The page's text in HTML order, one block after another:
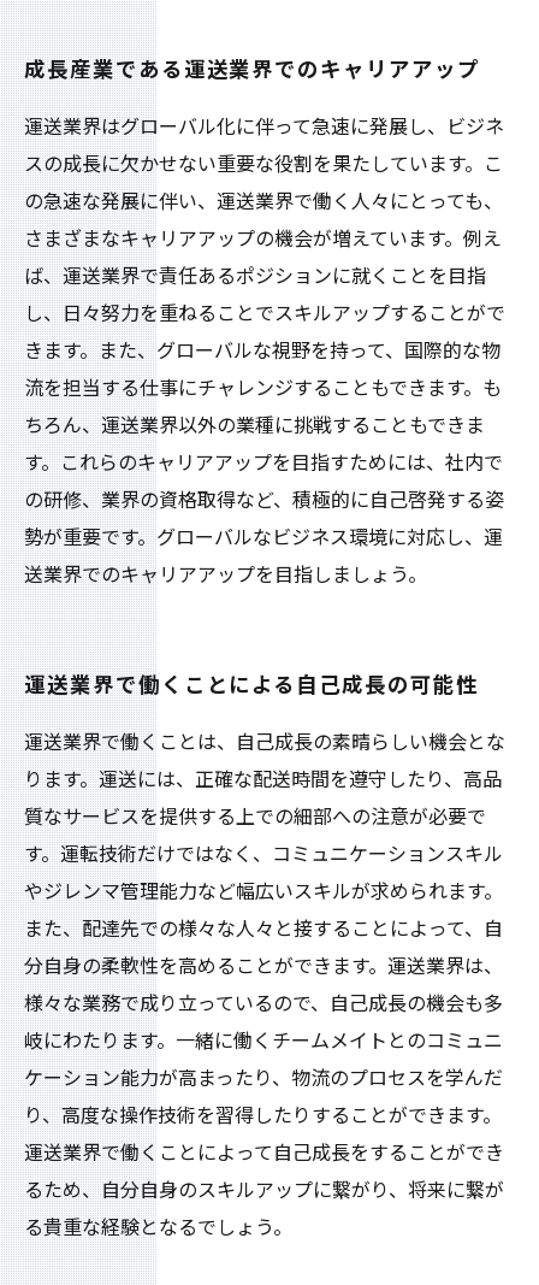
成長産業である運送業界でのキャリアアップ
運送業界はグローバル化に伴って急速に発展し、ビジネ
スの成長に欠かせない重要な役割を果たしています。こ
の急速な発展に伴い、運送業界で働く人々にとっても、
さまざまなキャリアアップの機会が増えています。例え
ば、運送業界で責任あるポジションに就くことを目指
し、日々努力を重ねることでスキルアップすることがで
きます。また、グローバルな視野を持って、国際的な物
流を担当する仕事にチャレンジすることもできます。も
ちろん、運送業界以外の業種に挑戦することもできま
す。これらのキャリアアップを目指すためには、社内で
の研修、業界の資格取得など、積極的に自己啓発する姿
勢が重要です。グローバルなビジネス環境に対応し、運
送業界でのキャリアアップを目指しましょう。
運送業界で働くことによる自己成長の可能性
運送業界で働くことは、自己成長の素晴らしい機会とな
ります。運送には、正確な配送時間を遵守したり、高品
質なサービスを提供する上での細部への注意が必要で
す。運転技術だけではなく、コミュニケーションスキル
やジレンマ管理能力など幅広いスキルが求められます。
また、配達先での様々な人々と接することによって、自
分自身の柔軟性を高めることができます。運送業界は、
様々な業務で成り立っているので、自己成長の機会も多
岐にわたります。一緒に働くチームメイトとのコミュニ
ケーション能力が高まったり、物流のプロセスを学んだ
り、高度な操作技術を習得したりすることができます。
運送業界で働くことによって自己成長をすることができ
るため、自分自身のスキルアップに繋がり、将来に繋が
る貴重な経験となるでしょう。